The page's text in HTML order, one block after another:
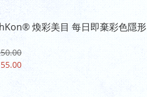
煥彩美目 每日即棄彩色隱形